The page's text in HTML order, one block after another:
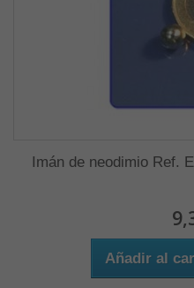
Imán de neodimio Ref.
Añadir al